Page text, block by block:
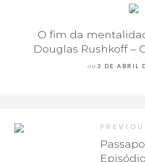
O fim da
Douglas Rushkoff –
on 3 DE ABRIL